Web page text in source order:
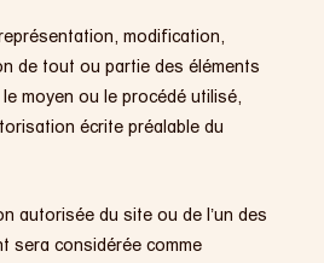
modification,
de tout ou partie des éléments
moyen ou le procédé utilisé,
écrite préalable du
autorisée du site ou de l’un des
sera considérée comme